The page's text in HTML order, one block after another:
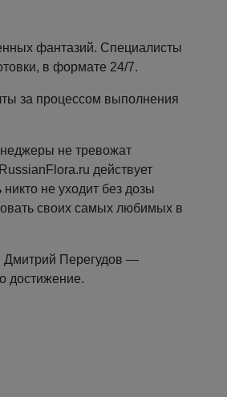
фантазий. Специалисты
в формате 24/7.
за процессом выполнения
не тревожат
действует
не уходит без дозы
своих самых любимых в
Дмитрий Перегудов —
достижение.